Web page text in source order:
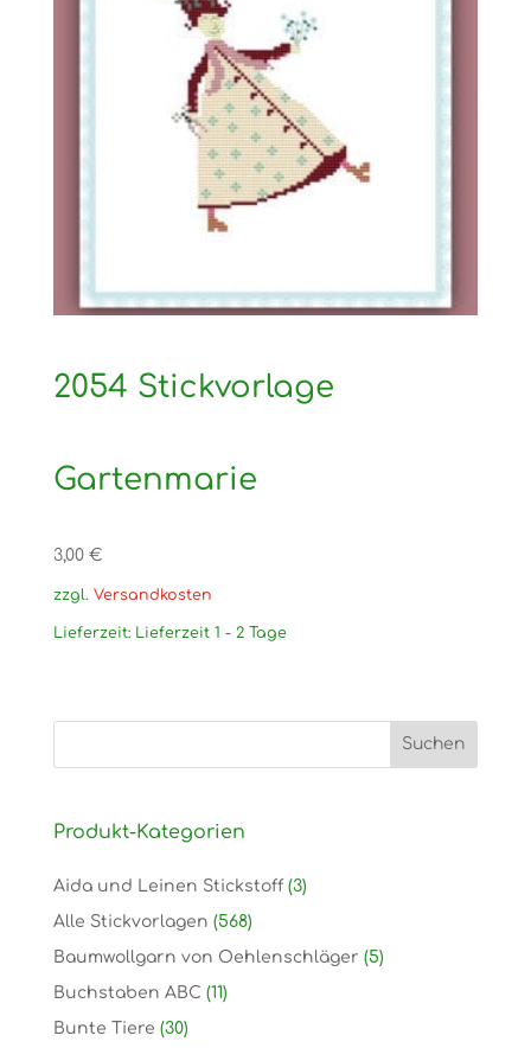
2054 Stickvorlage
Gartenmarie
3,00 €
zzgl. Versandkosten
Lieferzeit: Lieferzeit 1 - 2 Tage
Produkt-Kategorien
Aida und Leinen Stickstoff (3)
Alle Stickvorlagen (568)
Baumwollgarn von Oehlenschläger (5)
Buchstaben ABC (11)
Bunte Tiere (30)